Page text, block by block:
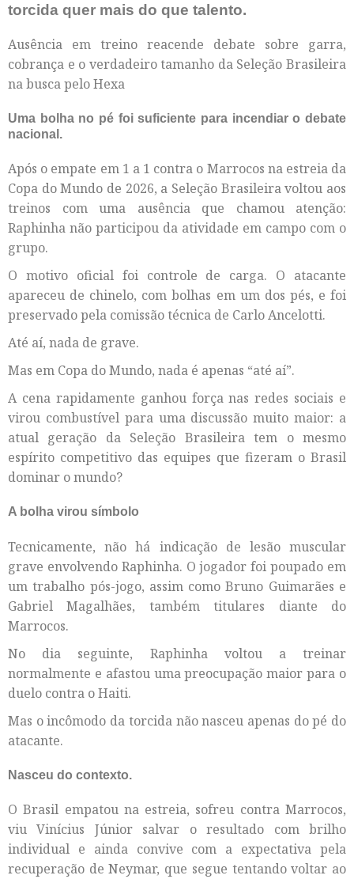
torcida quer mais do que talento.
Ausência em treino reacende debate sobre garra,
cobrança e o verdadeiro tamanho da Seleção Brasileira
na busca pelo Hexa
Uma bolha no pé foi suficiente para incendiar o debate
nacional.
Após o empate em 1 a 1 contra o Marrocos na estreia da
Copa do Mundo de 2026, a Seleção Brasileira voltou aos
treinos com uma ausência que chamou atenção:
Raphinha não participou da atividade em campo com o
grupo.
O motivo oficial foi controle de carga. O atacante
apareceu de chinelo, com bolhas em um dos pés, e foi
preservado pela comissão técnica de Carlo Ancelotti.
Até aí, nada de grave.
Mas em Copa do Mundo, nada é apenas “até aí”.
A cena rapidamente ganhou força nas redes sociais e
virou combustível para uma discussão muito maior: a
atual geração da Seleção Brasileira tem o mesmo
espírito competitivo das equipes que fizeram o Brasil
dominar o mundo?
A bolha virou símbolo
Tecnicamente, não há indicação de lesão muscular
grave envolvendo Raphinha. O jogador foi poupado em
um trabalho pós-jogo, assim como Bruno Guimarães e
Gabriel Magalhães, também titulares diante do
Marrocos.
No dia seguinte, Raphinha voltou a treinar
normalmente e afastou uma preocupação maior para o
duelo contra o Haiti.
Mas o incômodo da torcida não nasceu apenas do pé do
atacante.
Nasceu do contexto.
O Brasil empatou na estreia, sofreu contra Marrocos,
viu Vinícius Júnior salvar o resultado com brilho
individual e ainda convive com a expectativa pela
recuperação de Neymar, que segue tentando voltar ao